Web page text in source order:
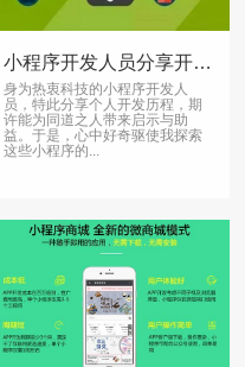
小程序开发人员分享开发历程，探索小程序的创作过程
身为热衷科技的小程序开发人
员，特此分享个人开发历程，期
许能为同道之人带来启示与助
益。于是，心中好奇驱使我探索
这些小程序的...